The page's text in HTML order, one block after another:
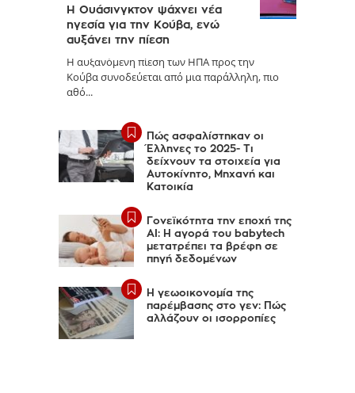
Η Ουάσινγκτον ψάχνει νέα
ηγεσία για την Κούβα, ενώ
αυξάνει την πίεση
Η αυξανόμενη πίεση των ΗΠΑ προς την
Κούβα συνοδεύεται από μια παράλληλη, πιο
αθό...
Πώς ασφαλίστηκαν οι
Έλληνες το 2025- Τι
δείχνουν τα στοιχεία για
Αυτοκίνητο, Μηχανή και
Κατοικία
Γονεϊκότητα την εποχή της
AI: Η αγορά του babytech
μετατρέπει τα βρέφη σε
πηγή δεδομένων
Η γεωοικονομία της
παρέμβασης στο γεν: Πώς
αλλάζουν οι ισορροπίες